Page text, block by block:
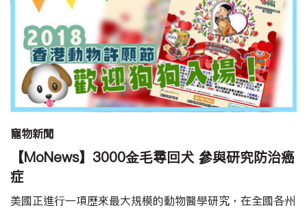
寵物新聞
【MoNews】3000金毛尋回犬 參與研究防治癌
症
美國正進行一項歷來最大規模的動物醫學研究，在全國各州